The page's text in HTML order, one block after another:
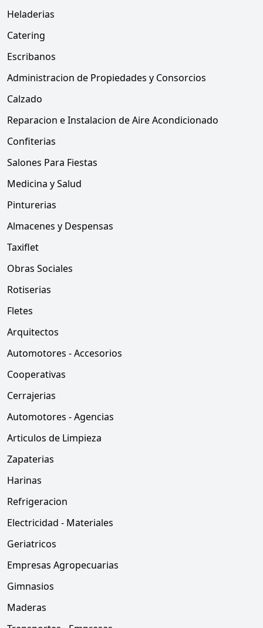
Heladerias
Catering
Escribanos
Administracion de Propiedades y Consorcios
Calzado
Reparacion e Instalacion de Aire Acondicionado
Confiterias
Salones Para Fiestas
Medicina y Salud
Pinturerias
Almacenes y Despensas
Taxiflet
Obras Sociales
Rotiserias
Fletes
Arquitectos
Automotores - Accesorios
Cooperativas
Cerrajerias
Automotores - Agencias
Articulos de Limpieza
Zapaterias
Harinas
Refrigeracion
Electricidad - Materiales
Geriatricos
Empresas Agropecuarias
Gimnasios
Maderas